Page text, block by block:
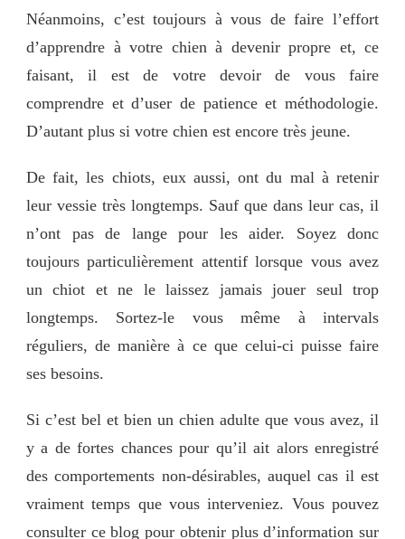
Néanmoins, c’est toujours à vous de faire l’effort
d’apprendre à votre chien à devenir propre et, ce
faisant, il est de votre devoir de vous faire
comprendre et d’user de patience et méthodologie.
D’autant plus si votre chien est encore très jeune.
De fait, les chiots, eux aussi, ont du mal à retenir
leur vessie très longtemps. Sauf que dans leur cas, il
n’ont pas de lange pour les aider. Soyez donc
toujours particulièrement attentif lorsque vous avez
un chiot et ne le laissez jamais jouer seul trop
longtemps. Sortez-le vous même à intervals
réguliers, de manière à ce que celui-ci puisse faire
ses besoins.
Si c’est bel et bien un chien adulte que vous avez, il
y a de fortes chances pour qu’il ait alors enregistré
des comportements non-désirables, auquel cas il est
vraiment temps que vous interveniez. Vous pouvez
consulter ce blog pour obtenir plus d’information sur